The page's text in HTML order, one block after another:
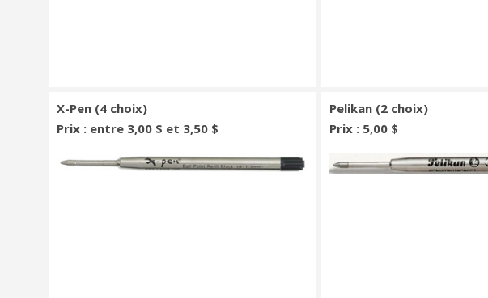
X-Pen (4 choix)
Prix : entre 3,00 $ et 3,50 $
Pelikan (2 choix)
Prix : 5,00 $